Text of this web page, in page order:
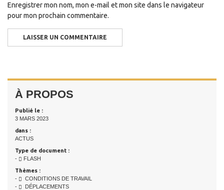
Enregistrer mon nom, mon e-mail et mon site dans le navigateur
pour mon prochain commentaire.
À PROPOS
Publié le :
3 MARS 2023
dans :
ACTUS
Type de document :
-
FLASH
Thèmes :
-
CONDITIONS DE TRAVAIL
-
DÉPLACEMENTS